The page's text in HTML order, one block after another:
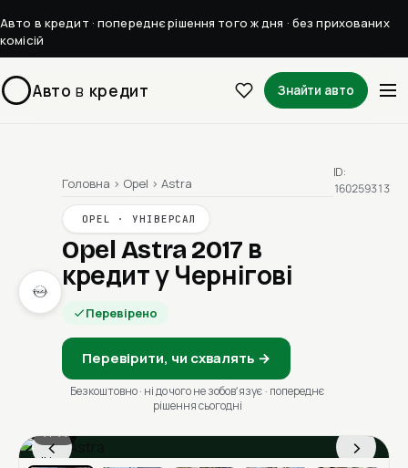
Авто в кредит · попереднє рішення того ж дня · без прихованих
комісій
Авто в кредит Знайти авто
Головна › Opel › Astra
OPEL · УНІВЕРСАЛ
Opel Astra 2017 в
кредит у Чернігові
Перевірено
Перевірити, чи схвалять →
Безкоштовно · ні до чого не зобовʼязує · попереднє
рішення сьогодні
ID:
160259313
‹ ›
1 / 11
Ціна в місяць